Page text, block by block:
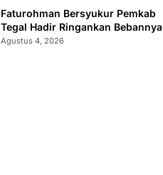
Faturohman Bersyukur Pemkab
Tegal Hadir Ringankan Bebannya
Agustus 4, 2026